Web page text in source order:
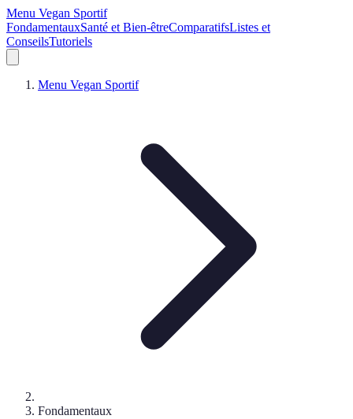
Menu Vegan Sportif
FondamentauxSanté et Bien-êtreComparatifsListes et
ConseilsTutoriels
Menu Vegan Sportif
Fondamentaux